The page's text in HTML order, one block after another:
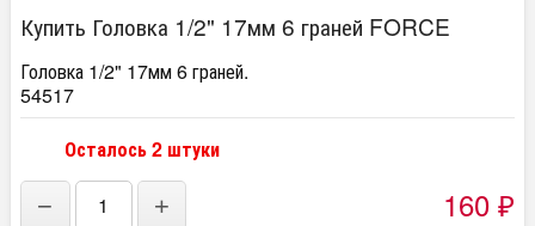
Купить Головка 1/2" 17мм 6 граней FORCE
Головка 1/2" 17мм 6 граней.
54517
Осталось 2 штуки
− + 160 ₽